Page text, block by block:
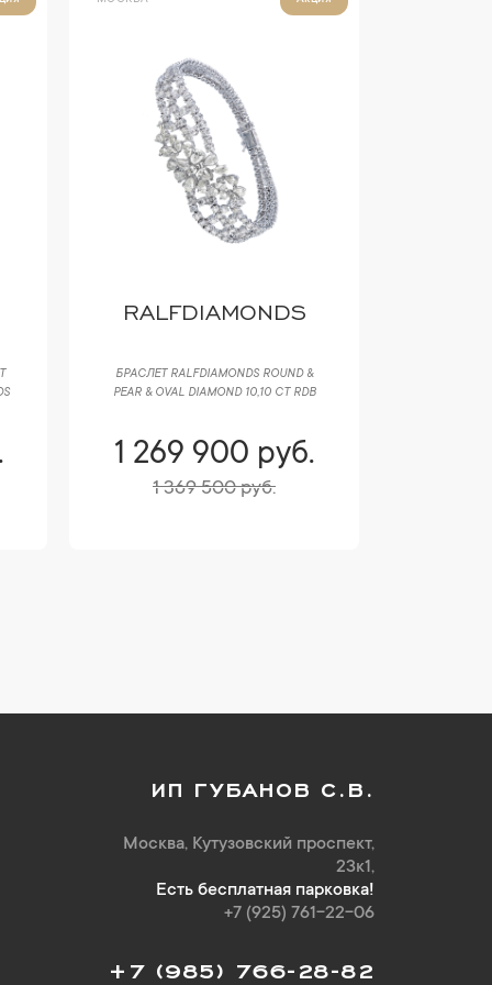
RALFDIAMONDS
БРАСЛЕТ RALFDIAMONDS ROUND &
PEAR & OVAL DIAMOND 10,10 CT RDB
1 269 900 руб.
1 369 500 руб.
ИП ГУБАНОВ С.В.
Москва, Кутузовский проспект,
23к1,
Есть бесплатная парковка!
+7 (925) 761-22-06
+7 (985) 766-28-82